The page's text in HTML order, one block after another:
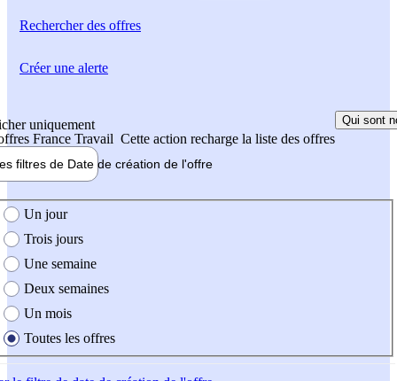
Rechercherdes offres
uniquement
France Travail Cette action recharge la liste des offres
Qui sont
filtres de Date de création de l'offre
création de l'offre
Un jour
Trois jours
Une semaine
Deux semaines
Un mois
Toutes les offres
Créer une alerte